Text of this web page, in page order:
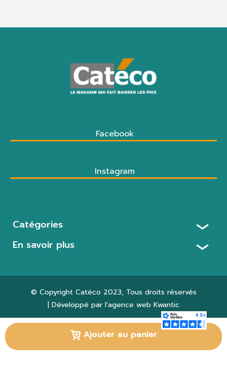
Ajouter au panier
Facebook
Instagram
Catégories
En savoir plus
© Copyright Catéco 2023, Tous droits réservés
| Développé par l'agence web Kwantic
Paramètres des cookies